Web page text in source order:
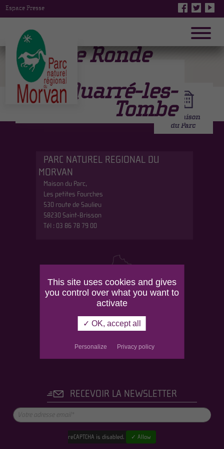
Espace Presse
18ème Ronde
de
Quarré-les-
Tombe
PARC NATUREL REGIONAL DU
MORVAN
Maison du Parc,
Les petites Fourches
530 route de Saulieu
58230 Saint-Brisson
Tél : 03 86 78 79 00
RECEVOIR LA NEWSLETTER
reCAPTCHA is disabled. ✓ Allow
This site uses cookies and gives
you control over what you want to
activate
✓ OK, accept all
Personalize Privacy policy